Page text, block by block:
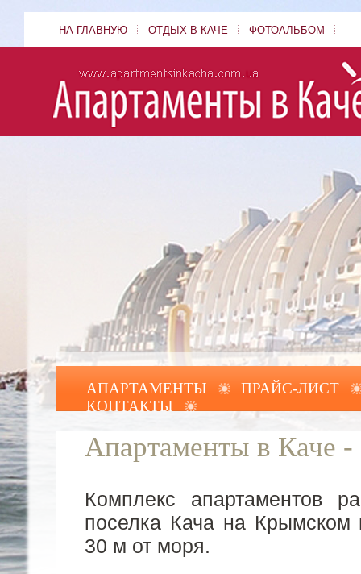
НА ГЛАВНУЮ ОТДЫХ В КАЧЕ ФОТОАЛЬБОМ
АПАРТАМЕНТЫ
ПРАЙС-ЛИСТ
КОНТАКТЫ
Апартаменты в Каче
Комплекс апартаментов
поселка Кача на Крымском
30 м от моря.